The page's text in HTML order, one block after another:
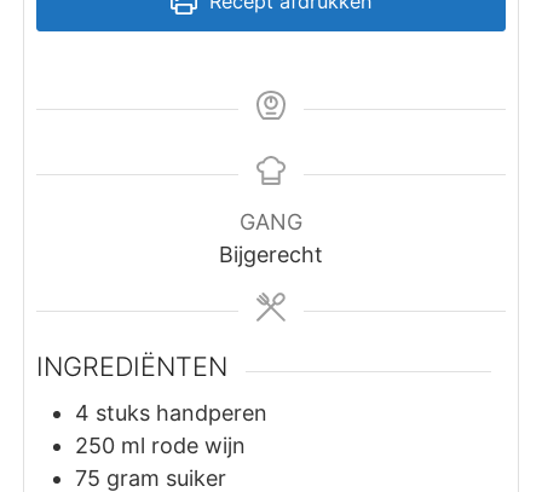
GANG
Bijgerecht
INGREDIËNTEN
4 stuks handperen
250 ml rode wijn
75 gram suiker